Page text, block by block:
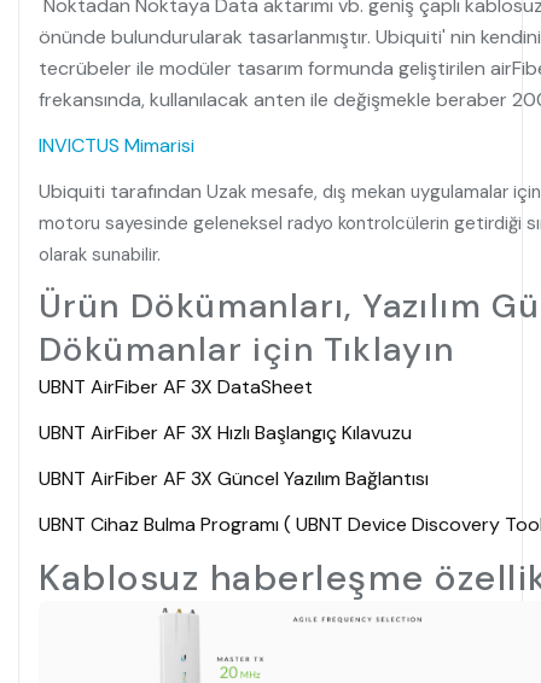
Noktadan Noktaya Data aktarımı vb. geniş çaplı
önünde bulundurularak tasarlanmıştır. Ubiquiti' nin
tecrübeler ile modüler tasarım formunda geliştirilen
frekansında, kullanılacak anten ile değişmekle beraber
INVICTUS Mimarisi
Ubiquiti tarafından Uzak mesafe, dış mekan uygulamalar
motoru sayesinde geleneksel radyo kontrolcülerin getirdiği
olarak sunabilir.
Ürün Dökümanları, Yazılım
Dökümanlar için Tıklayın
UBNT AirFiber AF 3X DataSheet
UBNT AirFiber AF 3X Hızlı Başlangıç Kılavuzu
UBNT AirFiber AF 3X Güncel Yazılım Bağlantısı
UBNT Cihaz Bulma Programı ( UBNT Device Discovery
Kablosuz haberleşme